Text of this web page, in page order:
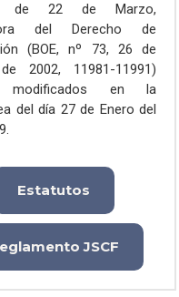
de 22 de Marzo,
del Derecho de
(BOE, nº 73, 26 de
2002, 11981-11991)
modificados en la
del día 27 de Enero del
Estatutos
JSCF